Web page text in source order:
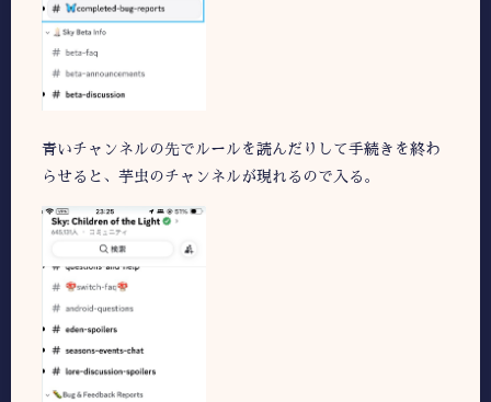
青いチャンネルの先でルールを読んだりして手続きを終わ
らせると、芋虫のチャンネルが現れるので入る。